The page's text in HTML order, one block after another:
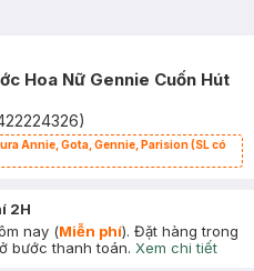
Hoa Nữ Gennie Cuốn Hút
)
Annie, Gota, Gennie, Parision (SL có
2H
nay (Miễn phí). Đặt hàng trong
ở bước thanh toán. Xem chi tiết